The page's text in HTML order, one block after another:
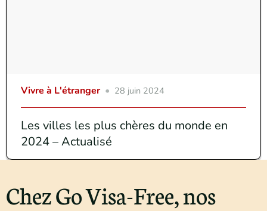
Vivre à L'étranger 28 juin 2024
Les villes les plus chères du monde en
2024 – Actualisé
Chez Go Visa-Free, nos